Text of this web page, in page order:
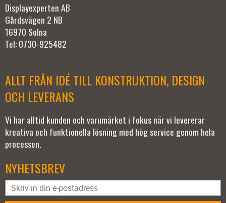
Displayexperten AB
Gårdsvägen 2 NB
16970 Solna
Tel: 0730-925482
ALLT FRÅN IDÉ TILL KONSTRUKTION, DESIGN
OCH LEVERANS
Vi har alltid kunden och varumärket i fokus när vi levererar
kreativa och funktionella lösning med hög service genom hela
processen.
NYHETSBREV